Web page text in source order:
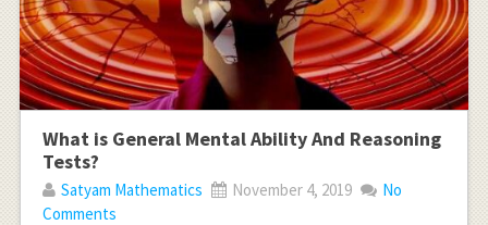
What is General Mental Ability And Reasoning
Tests?
Satyam Mathematics November 4, 2019
No
Comments